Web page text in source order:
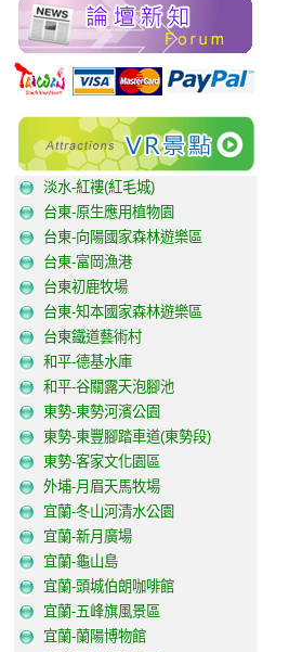
淡水-紅褸(紅毛城)
台東-原生應用植物園
台東-向陽國家森林遊樂區
台東-富岡漁港
台東初鹿牧場
台東-知本國家森林遊樂區
台東鐵道藝術村
和平-德基水庫
和平-谷關露天泡腳池
東勢-東勢河濱公園
東勢-東豐腳踏車道(東勢段)
東勢-客家文化園區
外埔-月眉天馬牧場
宜蘭-冬山河清水公園
宜蘭-新月廣場
宜蘭-龜山島
宜蘭-頭城伯朗咖啡館
宜蘭-五峰旗風景區
宜蘭-蘭陽博物館